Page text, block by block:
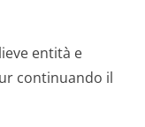
entità e
continuando il